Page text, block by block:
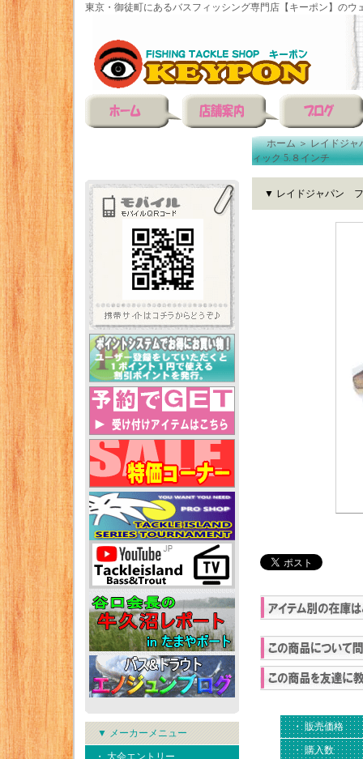
東京・御徒町にあるバスフィッシング専門店【キーポン】のウ
▼ メーカーメニュー
・ 大会エントリー
ホーム＞レイドジャ
ィック 5.８インチ
▼ レイドジャパン フ
・ 販売価格
・ 購入数